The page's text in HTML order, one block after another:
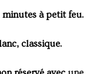
à petit feu.
classique.